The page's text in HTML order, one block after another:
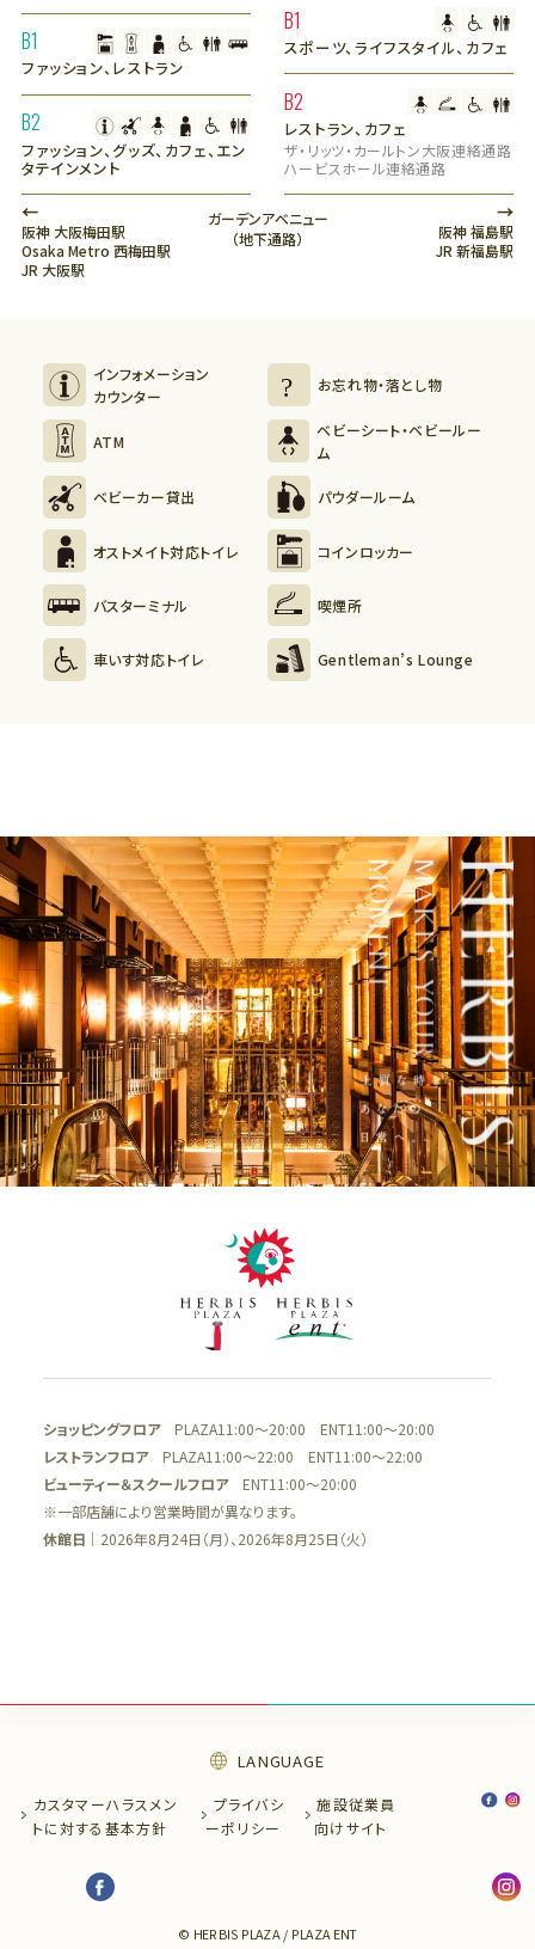
B1
ファッション、レストラン
B2
ファッション、グッズ、カフェ、エン
タテインメント
ガーデンアべニュー
（地下通路）
B1
スポーツ、ライフスタイル、カフェ
B2
レストラン、カフェ
ザ・リッツ・カールトン大阪連絡通路
ハービスホール連絡通路
←
阪神 大阪梅田駅
Osaka Metro 西梅田駅
JR 大阪駅
→
阪神 福島駅
JR 新福島駅
インフォメーション
カウンター
お忘れ物・落とし物
ATM
ベビーシート・ベビールー
ム
ベビーカー貸出 パウダールーム
オストメイト対応トイレ コインロッカー
バスターミナル 喫煙所
車いす対応トイレ Gentleman’s Lounge
ショッピングフロアPLAZA11:00～20:00 ENT11:00～20:00
レストランフロアPLAZA11:00～22:00 ENT11:00～22:00
ビューティー＆スクールフロアENT11:00～20:00
※一部店舗により営業時間が異なります。
休館日 ｜2026年8月24日（月）、2026年8月25日（火）
LANGUAGE
© HERBIS PLAZA / PLAZA ENT
カスタマーハラスメン
トに対する基本方針
プライバシ
ーポリシー
施設従業員
向けサイト